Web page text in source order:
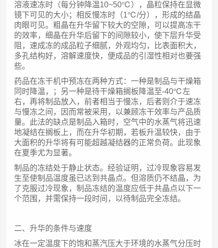
溶液速冻时（每分钟降温10~50℃），晶粒保持在显微
镜下可见的大小；相反慢冻时（1℃/分），形成的结晶
肉眼可见。粗晶在升华留下较大的空隙，可以提高冻干
的效率，细晶在升华后留下的间隙较小，使下层升华受
阻，速成冻的成品粒子细腻，外观均匀，比表面积大，
多孔结构好，溶解速度快，便成品的引湿性相对也要强
些。
药品在冻干机中预冻在两种方式：一种是制品与干燥箱
同时降温，；另一种是待干燥箱搁板降温至-40℃左
右，再将制品放入，前者相当于慢冻，后者则介于速冻
与慢冻之间，因而常被采用，以兼顾冻干效率与产品质
量。此法的缺点是制品入箱时，空气中的水蒸气将迅速
地凝结在搁板上，而在升华初期，若板升温较快，由于
大面积的升华将有可能超越凝结器的正常负荷。此现象
在夏季尤为显著。
制品的冻结处于静止状态。经验证明，过冷现象容易发
生至使制品温度虽已达到共晶点。但溶质仍不结晶，为
了克服过冷现象，制品冻结的温度应低于共晶点以下一
个范围，并需保持一段时间，以待制品完全冻结。
二、升华的条件与速度
冰在一定温度下的饱和蒸汽压大于环境的水蒸气分压时